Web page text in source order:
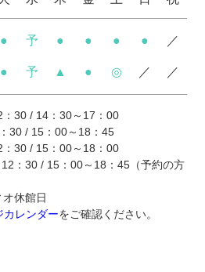
● 予 ● ● ● ● ／
● 予 ▲ ● ◎ ／ ／
/ 14：30～17：00
30 / 15：00～18：45
/ 15：00～18：00
：30 / 15：00～18：45（予約の方
オ休館日
カレンダーをご確認ください。